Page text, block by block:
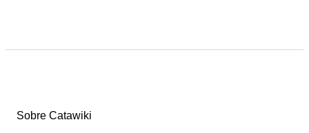
Sobre Catawiki